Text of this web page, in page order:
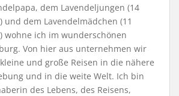
dem Lavendeljungen (14
und dem Lavendelmädchen (11
wohne ich im wunderschönen
Von hier aus unternehmen wir
und große Reisen in die nähere
und in die weite Welt. Ich bin
des Lebens, des Reisens,